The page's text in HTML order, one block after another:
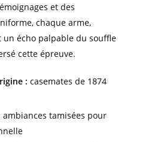
et des
chaque arme,
écho palpable du souffle
cette épreuve.
: casemates de 1874
ambiances tamisées pour